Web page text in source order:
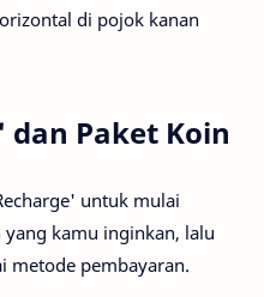
di pojok kanan
dan Paket Koin
untuk mulai
kamu inginkan, lalu
metode pembayaran.